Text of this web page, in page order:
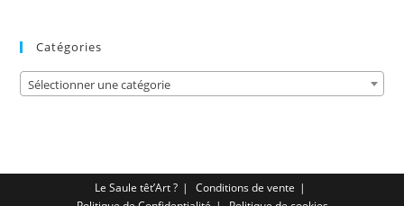
Catégories
Sélectionner une catégorie
Le Saule têt’Art ?
Conditions de vente